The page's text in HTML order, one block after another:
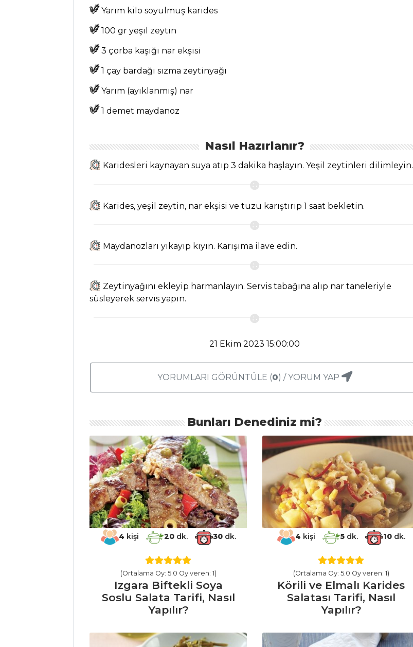
Tarifi, Nasıl Yapılır?
Kızılcık Şerbeti
Tarifi, Nasıl Yapılır?
Tarifi, Nasıl Yapılır?
SALATALAR
Sataraş Tarifi,
Yarım kilo soyulmuş karides
100 gr yeşil zeytin
3 çorba kaşığı nar ekşisi
1 çay bardağı sızma zeytinyağı
Yarım (ayıklanmış) nar
1 demet maydanoz
Nasıl Hazırlanır?
Karidesleri kaynayan suya atıp 3 dakika haşlayın. Yeşil zeytinleri dilimleyin.
Karides, yeşil zeytin, nar ekşisi ve tuzu karıştırıp 1 saat bekletin.
Maydanozları yıkayıp kıyın. Karışıma ilave edin.
Zeytinyağını ekleyip harmanlayın. Servis tabağına alıp nar taneleriyle
süsleyerek servis yapın.
21 Ekim 2023 15:00:00
YORUMLARI GÖRÜNTÜLE (0) / YORUM YAP
Bunları Denediniz mi?
4 kişi 20dk. 30dk.
(Ortalama Oy: 5.0 Oy veren: 1)
Izgara Biftekli Soya
Soslu Salata Tarifi, Nasıl
Yapılır?
4 kişi 5dk. 10dk.
(Ortalama Oy: 5.0 Oy veren: 1)
Körili ve Elmalı Karides
Salatası Tarifi, Nasıl
Yapılır?